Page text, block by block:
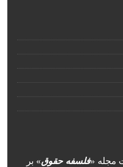
مجله «فلسفه حقوق» بر